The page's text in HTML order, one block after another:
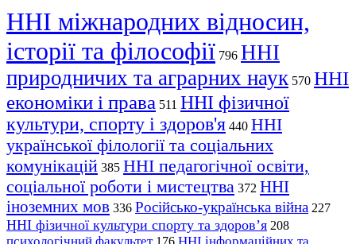
ННІ міжнародних відносин,
історії та філософії 796 ННІ
природничих та аграрних наук 570 ННІ
економіки і права 511 ННІ фізичної
культури, спорту і здоров'я 440 ННІ
української філології та соціальних
комунікацій 385 ННІ педагогічної освіти,
соціальної роботи і мистецтва 372 ННІ
іноземних мов 336 Російсько-українська війна 227
ННІ фізичної культури спорту та здоров’я 208
176